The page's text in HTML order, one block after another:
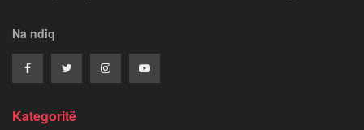
Na ndiq
Kategoritë